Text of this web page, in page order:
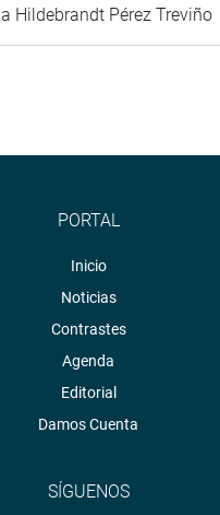
Hildebrandt Pérez Treviño
PORTAL
Inicio
Noticias
Contrastes
Agenda
Editorial
Damos Cuenta
SÍGUENOS